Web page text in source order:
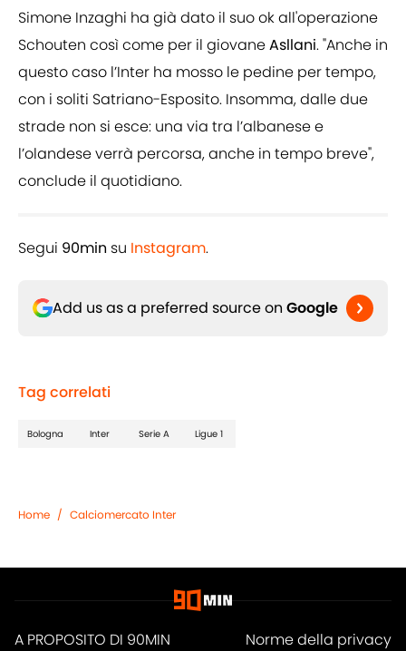
Simone Inzaghi ha già dato il suo ok all'operazione
Schouten così come per il giovaneAsllani. "Anche in
questo caso l’Inter ha mosso le pedine per tempo,
con i soliti Satriano-Esposito. Insomma, dalle due
strade non si esce: una via tra l’albanese e
l’olandese verrà percorsa, anche in tempo breve",
conclude il quotidiano.
Segui 90min su Instagram.
Add us as a preferred source on Google
Tag correlati
Bologna Inter Serie A Ligue 1
Home / Calciomercato Inter
A PROPOSITO DI 90MIN Norme della privacy